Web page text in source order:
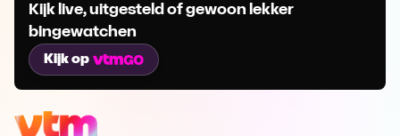
Kijk live, uitgesteld of gewoon lekker
bingewatchen
Kijk op